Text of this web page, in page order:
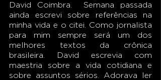
David Coimbra.  Semana passada
ainda escrevi sobre referências na
minha vida e o citei. Como jornalista
para mim sempre será um dos
melhores textos da crônica
brasileira. David escrevia com
maestria sobre a vida cotidiana e
sobre assuntos sérios. Adorava ler